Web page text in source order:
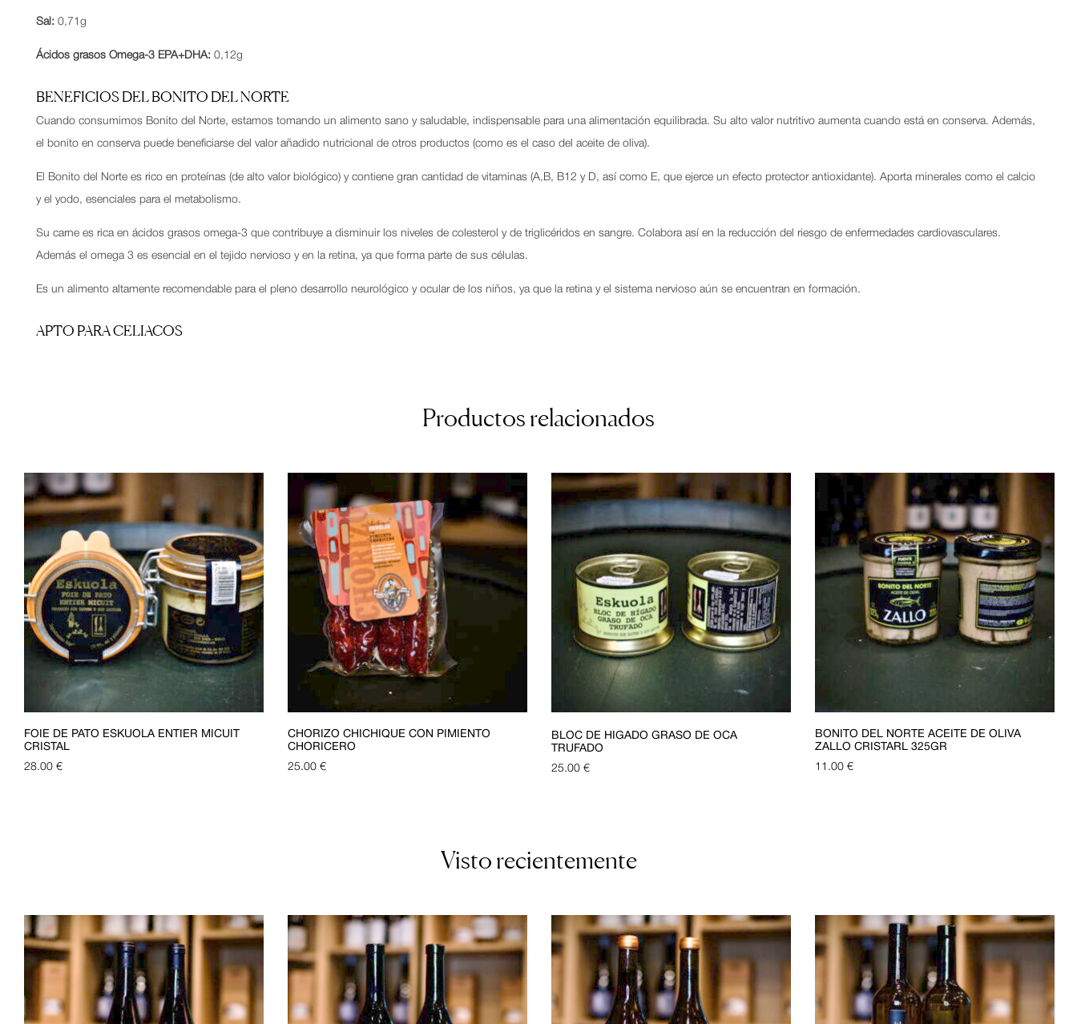
Sal: 0,71g
Ácidos grasos Omega-3 EPA+DHA: 0,12g
BENEFICIOS DEL BONITO DEL NORTE
Cuando consumimos Bonito del Norte, estamos tomando un alimento sano y saludable, indispensable para una alimentación equilibrada. Su alto valor nutritivo aumenta cuando está en conserva. Además,
el bonito en conserva puede beneficiarse del valor añadido nutricional de otros productos (como es el caso del aceite de oliva).
El Bonito del Norte es rico en proteí­nas (de alto valor biológico) y contiene gran cantidad de vitaminas (A,B, B12 y D, así­ como E, que ejerce un efecto protector antioxidante). Aporta minerales como el calcio
y el yodo, esenciales para el metabolismo.
Su carne es rica en ácidos grasos omega-3 que contribuye a disminuir los niveles de colesterol y de triglicéridos en sangre. Colabora así­ en la reducción del riesgo de enfermedades cardiovasculares.
Además el omega 3 es esencial en el tejido nervioso y en la retina, ya que forma parte de sus células.
Es un alimento altamente recomendable para el pleno desarrollo neurológico y ocular de los niños, ya que la retina y el sistema nervioso aún se encuentran en formación.
APTO PARA CELIACOS
Productos relacionados
FOIE DE PATO ESKUOLA ENTIER MICUIT
CRISTAL
28.00 €
CHORIZO CHICHIQUE CON PIMIENTO
CHORICERO
25.00 €
BLOC DE HÍGADO GRASO DE OCA
TRUFADO
25.00 €
BONITO DEL NORTE ACEITE DE OLIVA
ZALLO CRISTARL 325GR
11.00 €
Visto recientemente